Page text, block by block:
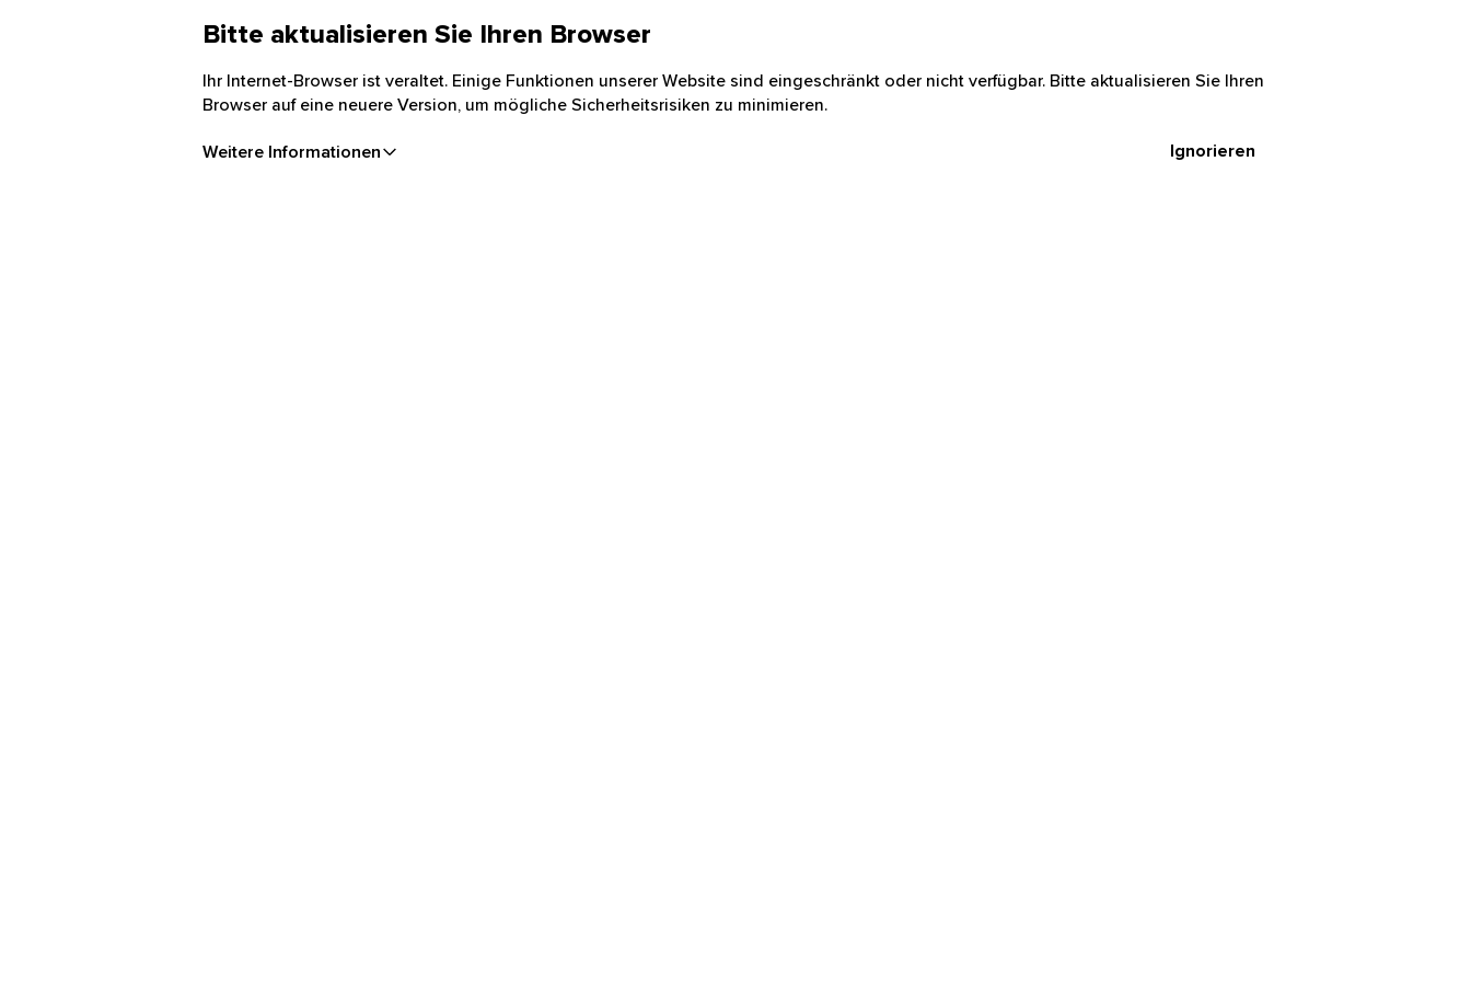
Bitte aktualisieren Sie Ihren Browser
Ihr Internet-Browser ist veraltet. Einige Funktionen unserer Website sind eingeschränkt oder nicht verfügbar. Bitte aktualisieren Sie Ihren
Browser auf eine neuere Version, um mögliche Sicherheitsrisiken zu minimieren.
Weitere Informationen Ignorieren